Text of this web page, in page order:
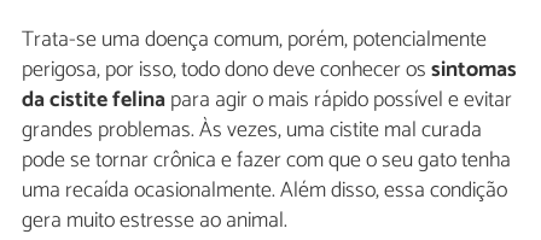
Trata-se uma doença comum, porém, potencialmente
perigosa, por isso, todo dono deve conhecer ossintomas
da cistite felinapara agir o mais rápido possível e evitar
grandes problemas. Às vezes, uma cistite mal curada
pode se tornar crônica e fazer com que o seu gato tenha
uma recaída ocasionalmente. Além disso, essa condição
gera muito estresse ao animal.